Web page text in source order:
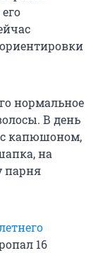
нормальное
В день
капюшоном,
на
парня
16